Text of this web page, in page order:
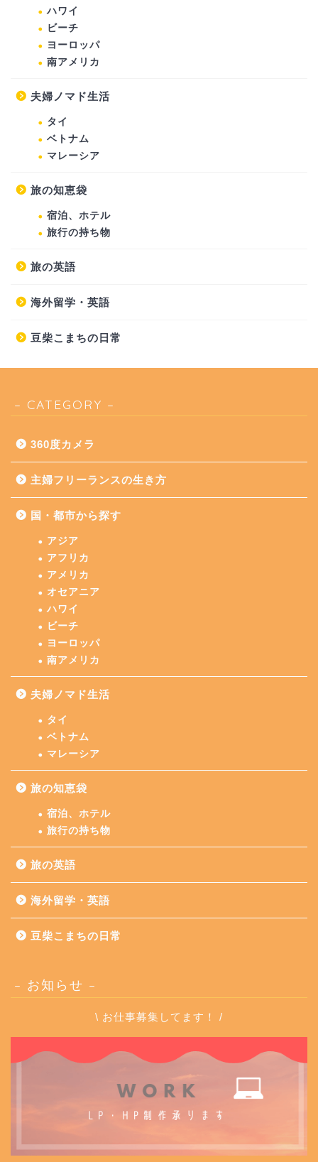
ハワイ
ビーチ
ヨーロッパ
南アメリカ
夫婦ノマド生活
タイ
ベトナム
マレーシア
旅の知恵袋
宿泊、ホテル
旅行の持ち物
旅の英語
海外留学・英語
豆柴こまちの日常
– CATEGORY –
360度カメラ
主婦フリーランスの生き方
国・都市から探す
アジア
アフリカ
アメリカ
オセアニア
ハワイ
ビーチ
ヨーロッパ
南アメリカ
夫婦ノマド生活
タイ
ベトナム
マレーシア
旅の知恵袋
宿泊、ホテル
旅行の持ち物
旅の英語
海外留学・英語
豆柴こまちの日常
– お知らせ –
\ お仕事募集してます！ /